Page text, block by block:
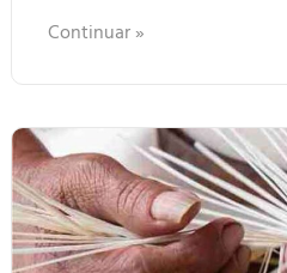
Continuar »